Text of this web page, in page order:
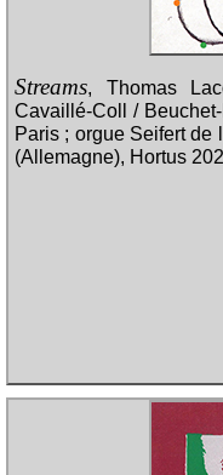
Streams, Thomas
Cavaillé-Coll /
Paris ; orgue Seifert de
(Allemagne), Hortus